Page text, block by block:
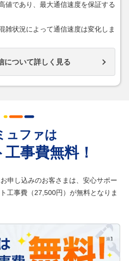
値であり、最大通信速度を保証する
雑状況によって通信速度は変化しま
について詳しく見る
ュファは
事費無料！
申し込みのお客さまは、安心サポー
工事費（27,500円）が無料となりま